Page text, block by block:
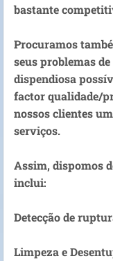
bastante
Procuramos
seus problemas
dispendiosa
factor qualidade/
nossos clientes
serviços.
Assim, dispomos
inclui:
Detecção de
Limpeza e